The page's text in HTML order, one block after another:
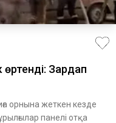
Зардап
орнына жеткен кезде
панелі отқа